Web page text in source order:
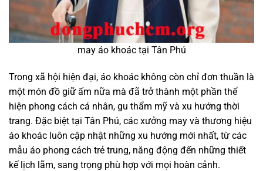
may áo khoác tại Tân Phú
Trong xã hội hiện đại, áo khoác không còn chỉ đơn thuần là
một món đồ giữ ấm nữa mà đã trở thành một phần thể
hiện phong cách cá nhân, gu thẩm mỹ và xu hướng thời
trang. Đặc biệt tại Tân Phú, các xưởng may và thương hiệu
áo khoác luôn cập nhật những xu hướng mới nhất, từ các
mẫu áo phong cách trẻ trung, năng động đến những thiết
kế lịch lãm, sang trọng phù hợp với mọi hoàn cảnh.